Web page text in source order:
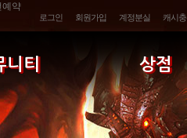
로그인 회원가입 계정분실 캐시
니티 상점